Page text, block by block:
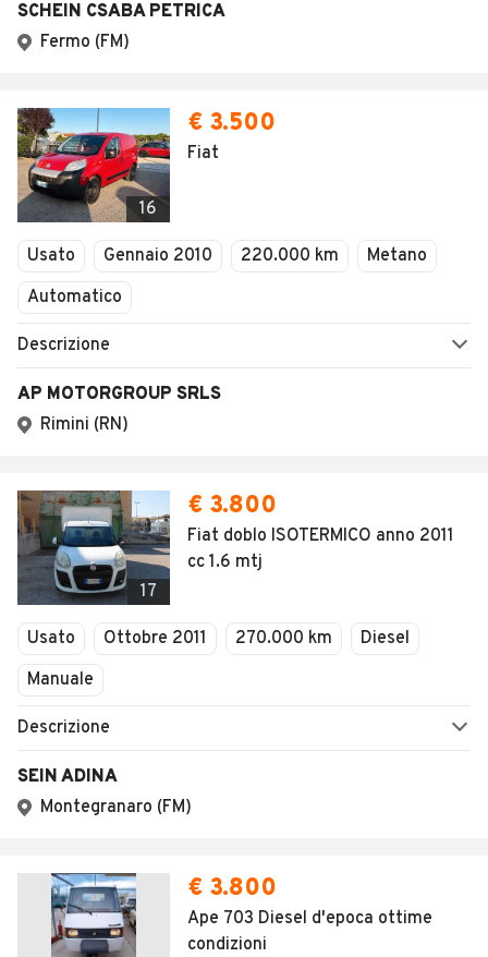
SCHEIN CSABA PETRICA
Fermo (FM)
16
€ 3.500
Fiat
Usato Gennaio 2010 220.000 km
Metano
Automatico
Descrizione
AP MOTORGROUP SRLS
Rimini (RN)
17
€ 3.800
Fiat doblo ISOTERMICO anno 2011
cc 1.6 mtj
Usato Ottobre 2011 270.000 km
Diesel
Manuale
Descrizione
SEIN ADINA
Montegranaro (FM)
€ 3.800
Ape 703 Diesel d'epoca ottime
condizioni